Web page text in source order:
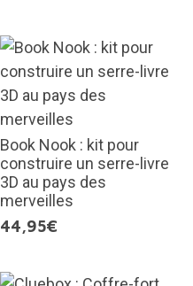
Book Nook : kit pour
construire un serre-livre
3D au pays des
merveilles
44,95€